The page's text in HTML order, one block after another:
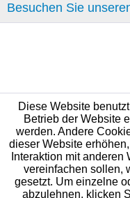
Besuchen Sie
Diese Website
Betrieb der Website
werden. Andere
dieser Website
Interaktion mit
vereinfachen sollen,
gesetzt. Um einzelne
abzulehnen, klicken